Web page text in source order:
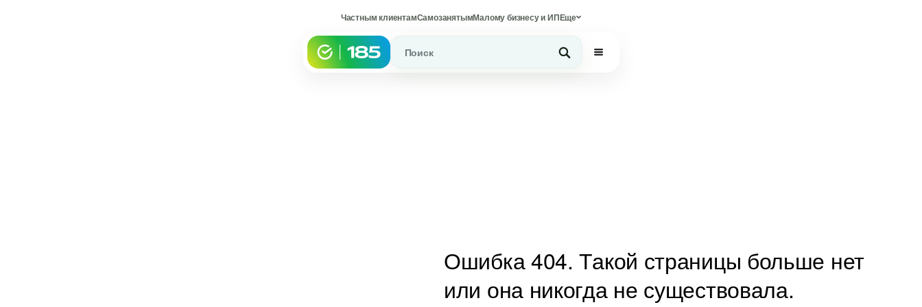
Частным клиентамСамозанятымМалому бизнесу и ИПЕще
Ошибка 404. Такой страницы больше нет
или она никогда не существовала.